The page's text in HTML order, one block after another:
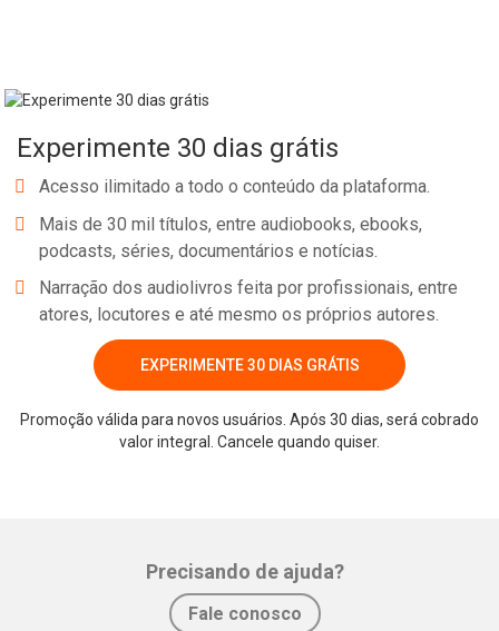
Experimente 30 dias grátis
Acesso ilimitado a todo o conteúdo da plataforma.
Mais de 30 mil títulos, entre audiobooks, ebooks,
podcasts, séries, documentários e notícias.
Narração dos audiolivros feita por profissionais, entre
atores, locutores e até mesmo os próprios autores.
EXPERIMENTE 30 DIAS GRÁTIS
Promoção válida para novos usuários. Após 30 dias, será cobrado
valor integral. Cancele quando quiser.
Precisando de ajuda?
Fale conosco